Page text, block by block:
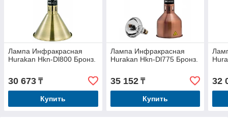
Лампа Инфракрасная
Hurakan Hkn-Dl800 Бронз.
30 673 ₸
Купить
Лампа Инфракрасная
Hurakan Hkn-Dl775 Бронз.
35 152₸
Купить
32